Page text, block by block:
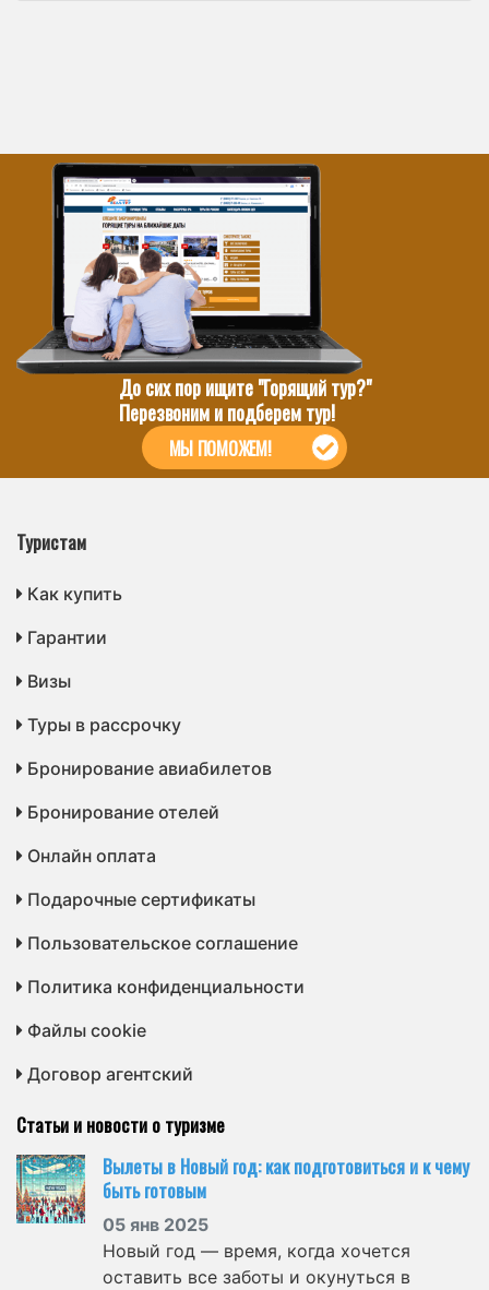
До сих пор ищите "Горящий тур?"
Перезвоним и подберем тур!
МЫ ПОМОЖЕМ!
Туристам
Как купить
Гарантии
Визы
Туры в рассрочку
Бронирование авиабилетов
Бронирование отелей
Онлайн оплата
Подарочные сертификаты
Пользовательское соглашение
Политика конфиденциальности
Файлы cookie
Договор агентский
Статьи и новости о туризме
Вылеты в Новый год: как подготовиться и к чему
быть готовым
05 янв 2025
Новый год — время, когда хочется
оставить все заботы и окунуться в